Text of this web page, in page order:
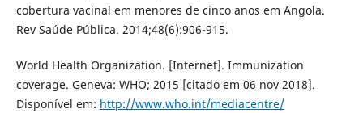
cobertura vacinal em menores de cinco anos em Angola.
Rev Saúde Pública. 2014;48(6):906-915.
World Health Organization. [Internet]. Immunization
coverage. Geneva: WHO; 2015 [citado em 06 nov 2018].
Disponível em: http://www.who.int/mediacentre/